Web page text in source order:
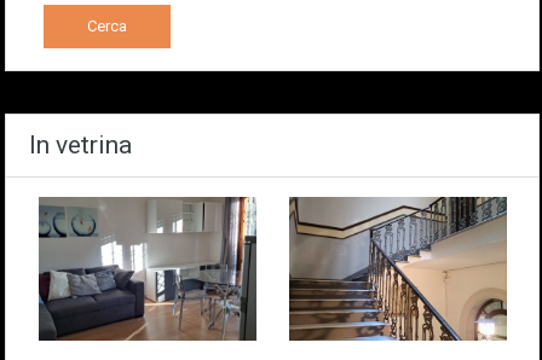
In vetrina